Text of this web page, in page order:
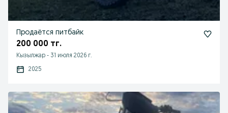
Продаётся питбайк
200 000 тг.
Кызылжар - 31 июля 2026 г.
2025